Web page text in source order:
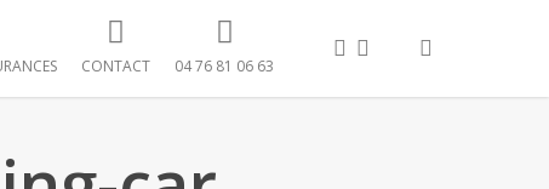
CONTACT 04 76 81 06 63
FACEBOOK
LINKEDIN